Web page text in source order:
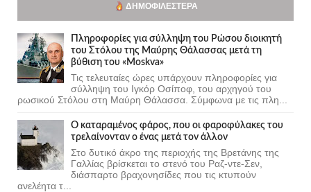
ΔΗΜΟΦΙΛΈΣΤΕΡΑ
Πληροφορίες για σύλληψη του Ρώσου διοικητή
του Στόλου της Mαύρης Θάλασσας μετά τη
βύθιση του «Moskva»
Τις τελευταίες ώρες υπάρχουν πληροφορίες για
σύλληψη του Ιγκόρ Οσίποφ, του αρχηγού του
ρωσικού Στόλου στη Μαύρη Θάλασσα. Σύμφωνα με τις πλη...
Ο καταραμένος φάρος, που οι φαροφύλακες του
τρελαίνονταν ο ένας μετά τον άλλον
Στο δυτικό άκρο της περιοχής της Βρετάνης της
Γαλλίας βρίσκεται το στενό του Ραζ-ντε-Σεν,
διάσπαρτο βραχονησίδες που τις κτυπούν
ανελέητα τ...